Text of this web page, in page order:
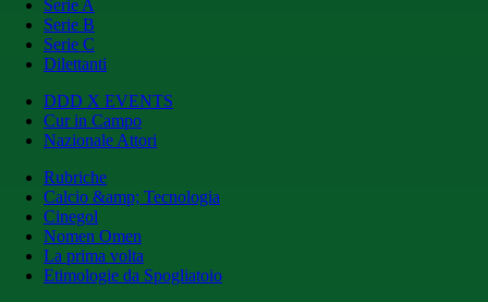
Serie A
Serie B
Serie C
Dilettanti
DDD X EVENTS
Cur in Campo
Nazionale Attori
Rubriche
Calcio &amp; Tecnologia
Cinegol
Nomen Omen
La prima volta
Etimologie da Spogliatoio